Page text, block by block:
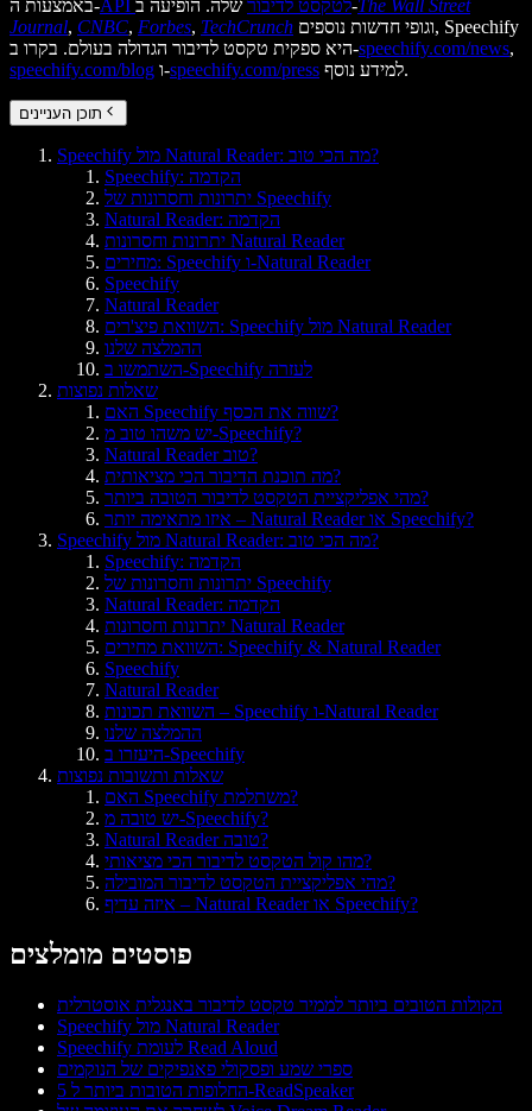
באמצעות ה-
API לטקסט לדיבורשלה. הופיעה ב-The Wall Street
Journal, CNBC, Forbes, TechCrunch
היא ספקית טקסט לדיבור הגדולה בעולם. בקרו ב-speechify.com/news,
speechify.com/blog ו-speechify.com/press למידע נוסף.
תוכן העניינים
Speechify מול Natural Reader: מה הכי טוב?
Speechify: הקדמה
יתרונות וחסרונות של Speechify
Natural Reader: הקדמה
יתרונות וחסרונות Natural Reader
מחירים: Speechify ו-Natural Reader
Speechify
Natural Reader
השוואת פיצ'רים: Speechify מול Natural Reader
ההמלצה שלנו
השתמשו ב-Speechify לעזרה
שאלות נפוצות
האם Speechify שווה את הכסף?
יש משהו טוב מ-Speechify?
Natural Reader טוב?
מה תוכנת הדיבור הכי מציאותית?
מהי אפליקציית הטקסט לדיבור הטובה ביותר?
איזו מתאימה יותר – Natural Reader או Speechify?
Speechify מול Natural Reader: מה הכי טוב?
Speechify: הקדמה
יתרונות וחסרונות של Speechify
Natural Reader: הקדמה
יתרונות וחסרונות Natural Reader
השוואת מחירים: Speechify & Natural Reader
Speechify
Natural Reader
השוואת תכונות – Speechify ו-Natural Reader
ההמלצה שלנו
היעזרו ב-Speechify
שאלות ותשובות נפוצות
האם Speechify משתלמת?
יש טובה מ-Speechify?
Natural Reader טובה?
מהו קול הטקסט לדיבור הכי מציאותי?
מהי אפליקציית הטקסט לדיבור המובילה?
איזה עדיף – Natural Reader או Speechify?
פוסטים מומלצים
הקולות הטובים ביותר לממיר טקסט לדיבור באנגלית אוסטרלית
Speechify מול Natural Reader
Speechify לעומת Read Aloud
ספרי שמע ופסקולי פאנפיקים של הנוקמים
5 החלופות הטובות ביותר ל-ReadSpeaker